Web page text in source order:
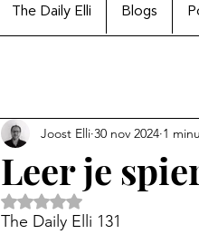
The Daily Elli Blogs
Leer je
Joost Elli 30 nov 2024 1
Beoordeeld met NaN uit 5
The Daily Elli 131